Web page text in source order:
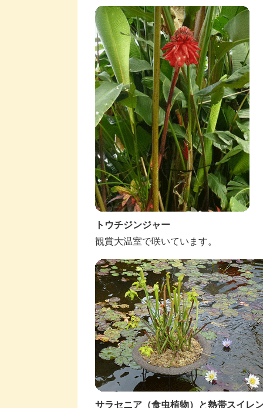
トウチジンジャー
観賞大温室で咲いています。
サラセニア（食虫植物）と熱帯スイレ